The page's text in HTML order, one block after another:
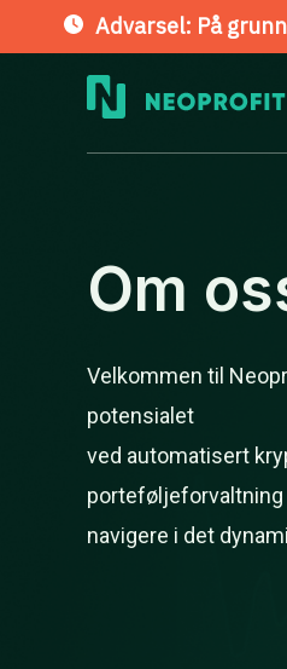
Advarsel: På
Om
Velkommen til
potensialet
ved automatisert
porteføljeforvaltning
navigere i det